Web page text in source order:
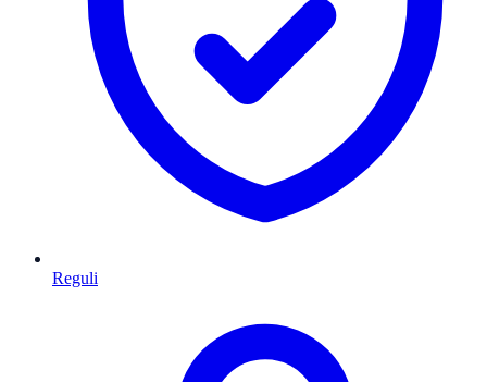
Reguli